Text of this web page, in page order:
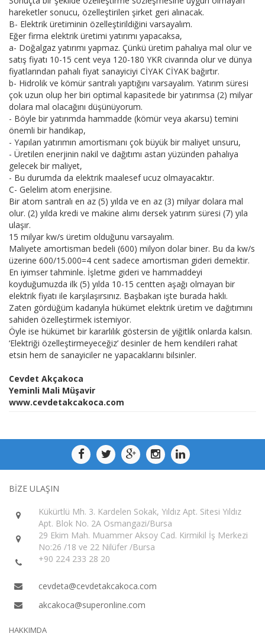
hareketler sonucu, özelleştirilen şirket geri alınacak.
B- Elektrik üretiminin özelleştirildiğini varsayalım.
Eğer firma elektrik üretimi yatırımı yapacaksa,
a- Doğalgaz yatırımı yapmaz. Çünkü üretim pahalıya mal olur ve
satış fiyatı 10-15 cent veya 120-180 YKR civarında olur ve dünya
fiyatlarından pahalı fiyat sanayiciyi CİYAK CİYAK bağırtır.
b- Hidrolik ve kömür santralı yaptığını varsayalım. Yatırım süresi
çok uzun olup her biri optimal kapasitede bir yatırımsa (2) milyar
dolara mal olacağını düşünüyorum.
- Böyle bir yatırımda hammadde (kömür veya akarsu) temini
önemli bir handikap,
- Yapılan yatırımın amortismanı çok büyük bir maliyet unsuru,
- Üretilen enerjinin nakil ve dağıtımı astarı yüzünden pahalıya
gelecek bir maliyet,
- Bu durumda da elektrik maalesef ucuz olmayacaktır.
C- Gelelim atom enerjisine.
Bir atom santralı en az (5) yılda ve en az (3) milyar dolara mal
olur. (2) yılda kredi ve makine alımı dersek yatırım süresi (7) yıla
ulaşır.
15 milyar kw/s üretim olduğunu varsayalım.
Maliyete amortisman bedeli (600) milyon dolar biner. Bu da kw/s
üzerine 600/15.000=4 cent sadece amortisman gideri demektir.
En iyimser tahminle. İşletme gideri ve hammaddeyi
koyduğumuzda ilk (5) yılda 10-15 centten aşağı olmayan bir
elektrik fiyatı ile karşılaşırsınız. Başbakan işte burada haklı.
Zaten gördüğüm kadarıyla hükümet elektrik üretim ve dağıtımını
sahiden özelleştirmek istemiyor.
Öyle ise hükümet bir kararlılık göstersin de yiğitlik onlarda kalsın.
‘Elektriği özelleştirmeyeceğiz’ desinler de hem kendileri rahat
etsin hem de sanayiciler ne yapacaklarını bilsinler.
Cevdet Akçakoca
Yeminli Mali Müşavir
www.cevdetakcakoca.com
BİZE ULAŞIN
Kükürtlü Mh. 3. Kardelen Sokak, Yıldız Apt. Sitesi Yıldız
Apt. Blok No. 2A Osmangazi/Bursa
29 Ekim Mah. Muammer Aksoy Cad. Kirmikil İş Merkezi
No:26 /18 ve 22 Nilüfer /Bursa
+90 224 233 28 20
cevdeta@cevdetakcakoca.com
akcakoca@superonline.com
HAKKIMDA